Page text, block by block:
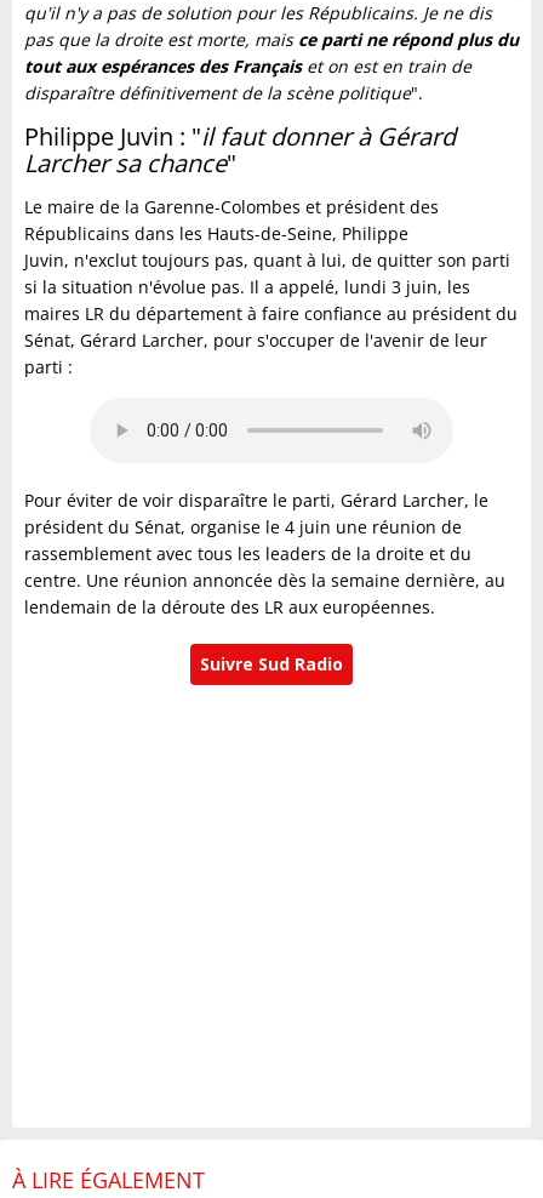
qu'il n'y a pas de solution pour les Républicains. Je ne dis
pas que la droite est morte, mais ce parti ne répond plus du
tout aux espérances des Françaiset on est en train de
disparaître définitivement de la scène politique".
Philippe Juvin : "il faut donner à Gérard
Larcher sa chance"
Le maire de la Garenne-Colombes et président des
Républicains dans les Hauts-de-Seine, Philippe
Juvin, n'exclut toujours pas, quant à lui, de quitter son parti
si la situation n'évolue pas. Il a appelé, lundi 3 juin, les
maires LR du département à faire confiance au président du
Sénat, Gérard Larcher, pour s'occuper de l'avenir de leur
parti :
Pour éviter de voir disparaître le parti, Gérard Larcher, le
président du Sénat, organise le 4 juin une réunion de
rassemblement avec tous les leaders de la droite et du
centre. Une réunion annoncée dès la semaine dernière, au
lendemain de la déroute des LR aux européennes.
Suivre Sud Radio
À LIRE ÉGALEMENT